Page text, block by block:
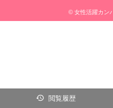
© 女性活躍カン
閲覧履歴